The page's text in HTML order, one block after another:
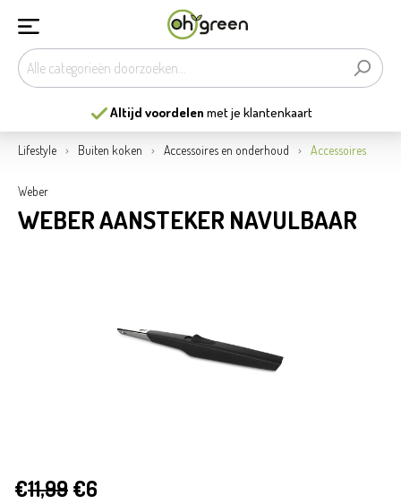
Altijd voordelen met je klantenkaart
Lifestyle Buiten koken Accessoires en onderhoud Accessoires
Weber
WEBER AANSTEKER NAVULBAAR
€11,99€6